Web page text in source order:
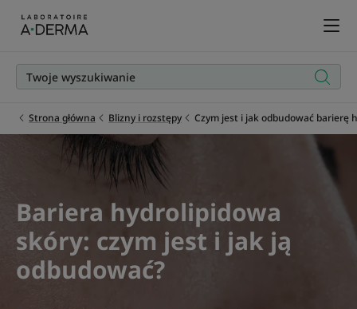
Strona główna Blizny i rozstępy Czym jest i jak odbudować barierę
Bariera hydrolipidowa
skóry: czym jest i jak ją
odbudować?